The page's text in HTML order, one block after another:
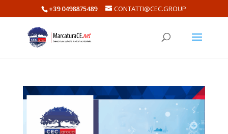
+39 0498875489 CONTATTI@CEC.GROUP